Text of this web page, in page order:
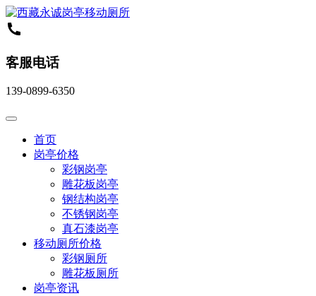
客服电话
139-0899-6350
首页
岗亭价格
彩钢岗亭
雕花板岗亭
钢结构岗亭
不锈钢岗亭
真石漆岗亭
移动厕所价格
彩钢厕所
雕花板厕所
岗亭资讯